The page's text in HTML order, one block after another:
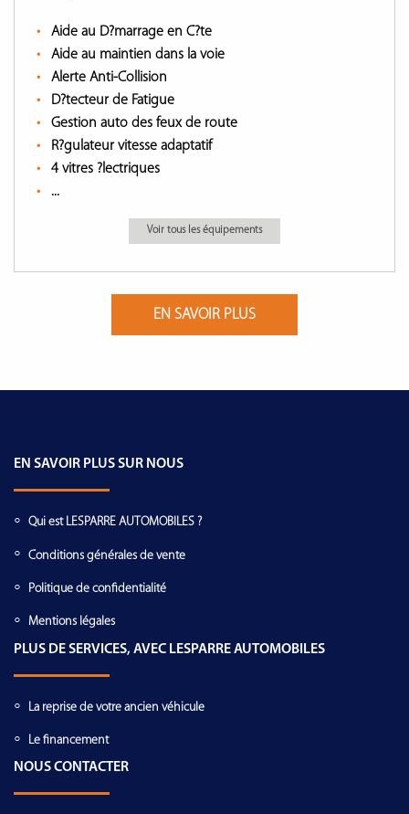
Aide au D?marrage en C?te
Aide au maintien dans la voie
Alerte Anti-Collision
D?tecteur de Fatigue
Gestion auto des feux de route
R?gulateur vitesse adaptatif
4 vitres ?lectriques
...
Voir tous les équipements
EN SAVOIR PLUS
EN SAVOIR PLUS SUR NOUS
Qui est LESPARRE AUTOMOBILES ?
Conditions générales de vente
Politique de confidentialité
Mentions légales
PLUS DE SERVICES, AVEC LESPARRE AUTOMOBILES
La reprise de votre ancien véhicule
Le financement
NOUS CONTACTER